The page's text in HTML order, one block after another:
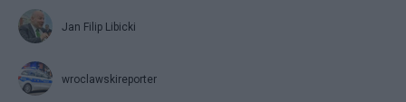
Jan Filip Libicki
wroclawskireporter